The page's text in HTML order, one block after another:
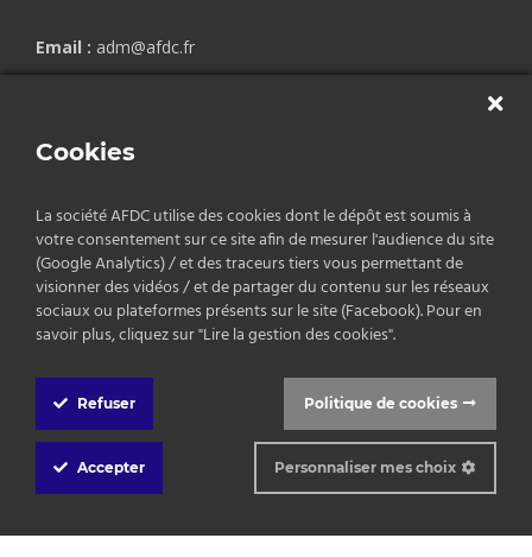
Email : adm@afdc.fr
Mentions légales
Box
Settings
Cookies
La société AFDC utilise des cookies dont le dépôt est soumis à
votre consentement sur ce site afin de mesurer l'audience du site
(Google Analytics) / et des traceurs tiers vous permettant de
visionner des vidéos / et de partager du contenu sur les réseaux
sociaux ou plateformes présents sur le site (Facebook). Pour en
savoir plus, cliquez sur "Lire la gestion des cookies".
Politique de cookies
Refuser
Accepter Personnaliser mes choix